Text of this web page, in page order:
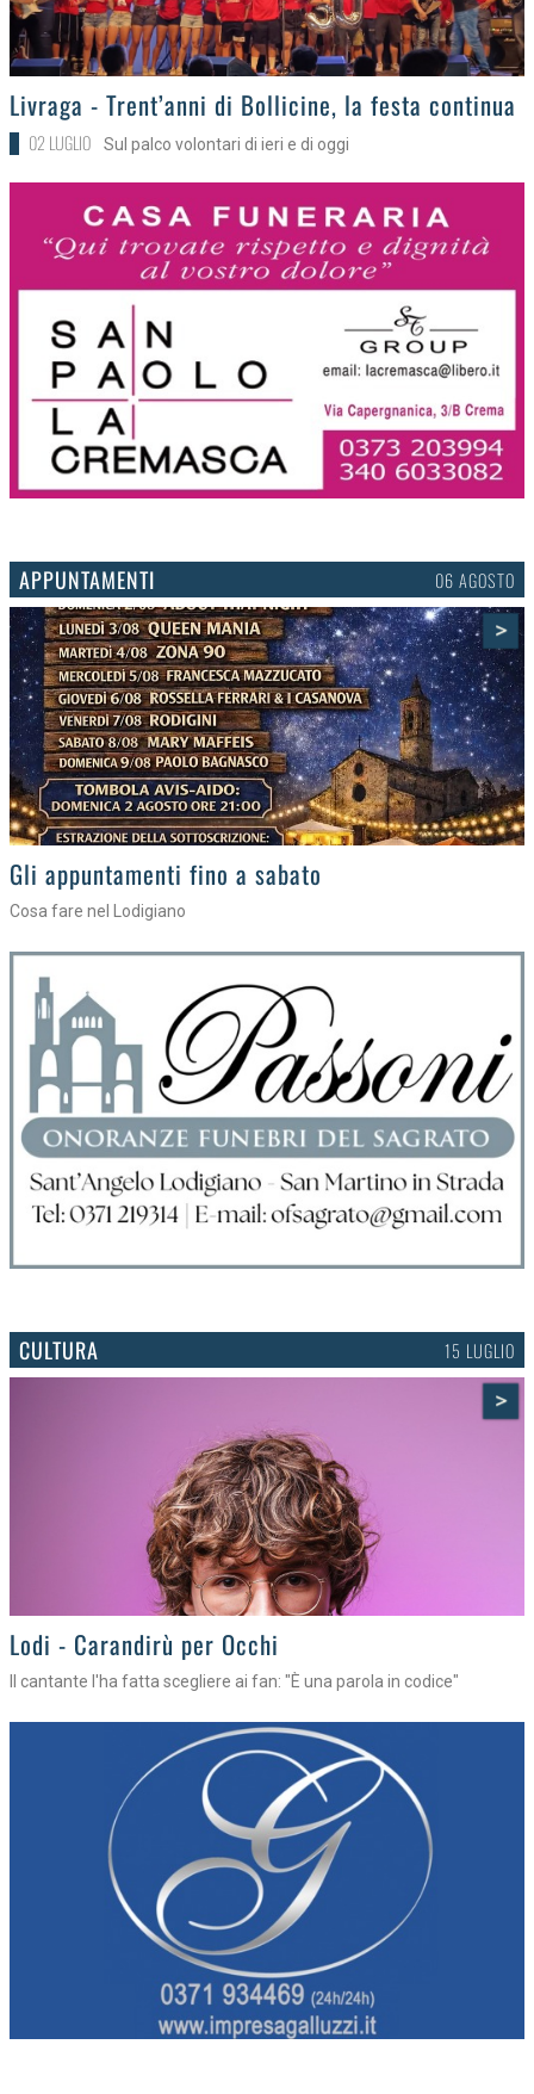
>Livraga - Trent’anni di Bollicine, la festa continua
02 LUGLIO Sul palco volontari di ieri e di oggi
APPUNTAMENTI 03 AGOSTO
>
Gli eventi della settimana
Tra torte, cinema e musica live
CULTURA 15 LUGLIO
>
Lodi - Carandirù per Occhi
Il cantante l'ha fatta scegliere ai fan: "È una parola in codice"